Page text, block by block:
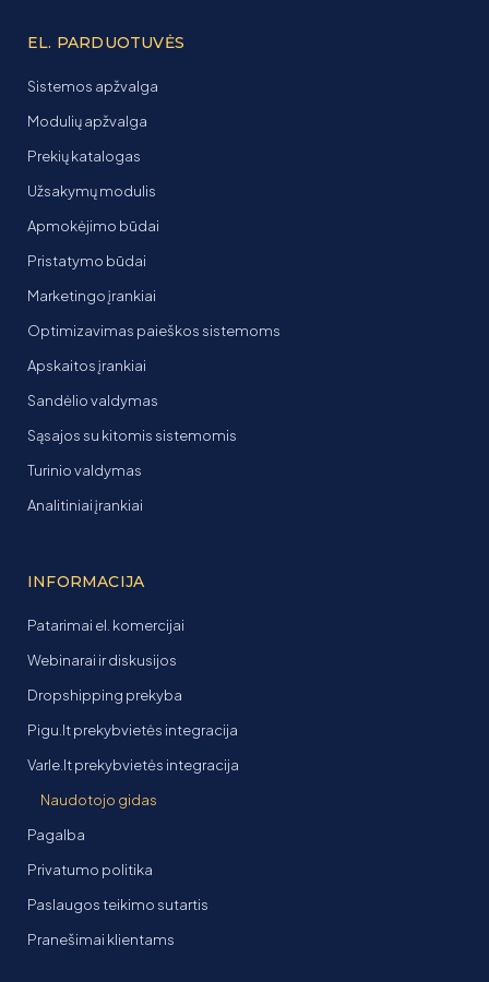
EL. PARDUOTUVĖS
Sistemos apžvalga
Modulių apžvalga
Prekių katalogas
Užsakymų modulis
Apmokėjimo būdai
Pristatymo būdai
Marketingo įrankiai
Optimizavimas paieškos sistemoms
Apskaitos įrankiai
Sandėlio valdymas
Sąsajos su kitomis sistemomis
Turinio valdymas
Analitiniai įrankiai
INFORMACIJA
Patarimai el. komercijai
Webinarai ir diskusijos
Dropshipping prekyba
Pigu.lt prekybvietės integracija
Varle.lt prekybvietės integracija
Naudotojo gidas
Pagalba
Privatumo politika
Paslaugos teikimo sutartis
Pranešimai klientams